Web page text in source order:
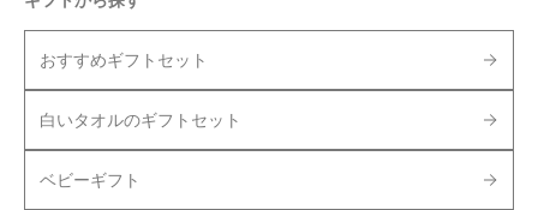
おすすめギフトセット
白いタオルのギフトセット
ベビーギフト